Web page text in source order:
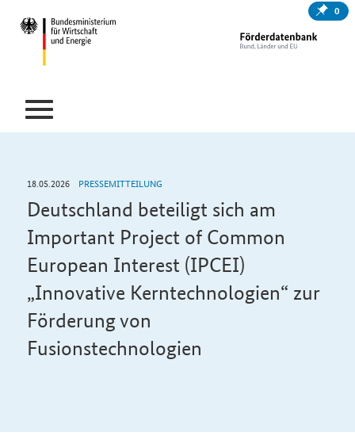
0
18.05.2026 PRESSEMITTEILUNG
Deutschland beteiligt sich am
Important Project of Common
European Interest (IPCEI)
„Innovative Kerntechnologien“ zur
Förderung von
Fusionstechnologien